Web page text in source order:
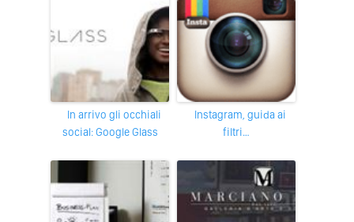
In arrivo gli occhiali
social: Google Glass
Instagram, guida ai
filtri…